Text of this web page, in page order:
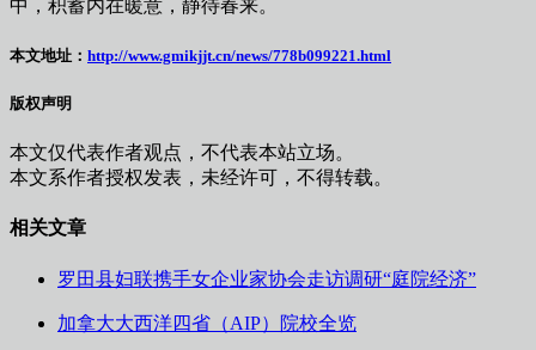
中，积蓄内在暖意，静待春来。
本文地址： http://www.gmikjjt.cn/news/778b099221.html
版权声明
本文仅代表作者观点，不代表本站立场。
本文系作者授权发表，未经许可，不得转载。
相关文章
罗田县妇联携手女企业家协会走访调研“庭院经济”
加拿大大西洋四省（AIP）院校全览